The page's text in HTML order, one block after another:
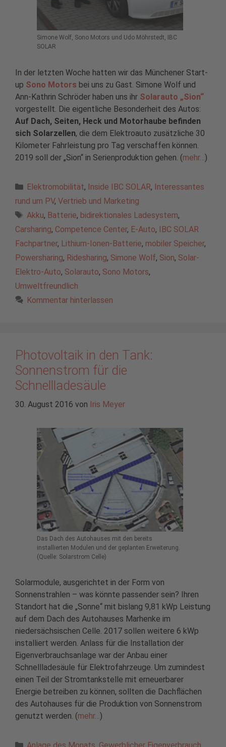
Simone Wolf, Sono Motors und Udo Möhrstedt, IBC
SOLAR
In der letzten Woche hatten wir das Münchener Start-
up Sono Motors bei uns zu Gast. Simone Wolf und
Ann-Kathrin Schröder haben uns ihr Solarauto „Sion“
vorgestellt. Die eigentliche Besonderheit des Autos:
Auf Dach, Seiten, Heck und Motorhaube befinden
sich Solarzellen, die dem Elektroauto zusätzliche 30
Kilometer Fahrleistung pro Tag verschaffen können.
2019 soll der „Sion“ in Serienproduktion gehen. (mehr… )
Kategorien
Elektromobilität, Inside IBC SOLAR, Interessantes
rund um PV, Vertrieb und Marketing
Schlagwörter
Akku, Batterie, bidirektionales Ladesystem,
Carsharing, Competence Center, E-Auto, IBC SOLAR
Fachpartner, Lithium-Ionen-Batterie, mobiler Speicher,
Powersharing, Ridesharing, Simone Wolf, Sion, Solar-
Elektro-Auto, Solarauto, Sono Motors,
Umweltfreundlich
Kommentar hinterlassen
Photovoltaik in den Tank:
Sonnenstrom für die
Schnellladesäule
30. August 2016 von Iris Meyer
Das Dach des Autohauses mit den bereits
installierten Modulen und der geplanten Erweiterung.
(Quelle: Solarstrom Celle)
Solarmodule, ausgerichtet in der Form von
Sonnenstrahlen – was könnte passender sein? Ihren
Standort hat die „Sonne“ mit bislang 9,81 kWp Leistung
auf dem Dach des Autohauses Marhenke im
niedersächsischen Celle. 2017 sollen weitere 6 kWp
installiert werden. Anlass für die Installation der
Eigenverbrauchsanlage war der Anbau einer
Schnellladesäule für Elektrofahrzeuge. Um zumindest
einen Teil der Stromtankstelle mit erneuerbarer
Energie betreiben zu können, sollten die Dachflächen
des Autohauses für die Produktion von Sonnenstrom
genutzt werden. (mehr…)
Kategorien